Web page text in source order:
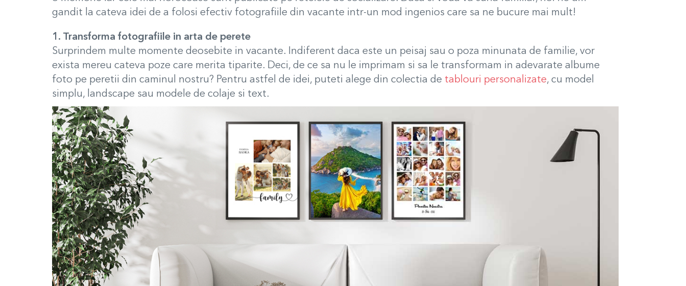
gandit la cateva idei de a folosi efectiv fotografiile din vacante intr-un mod ingenios care sa ne bucure mai mult!
1. Transforma fotografiile in arta de perete
Surprindem multe momente deosebite in vacante. Indiferent daca este un peisaj sau o poza minunata de familie, vor
exista mereu cateva poze care merita tiparite. Deci, de ce sa nu le imprimam si sa le transformam in adevarate albume
foto pe peretii din caminul nostru? Pentru astfel de idei, puteti alege din colectia de tablouri personalizate, cu model
simplu, landscape sau modele de colaje si text.